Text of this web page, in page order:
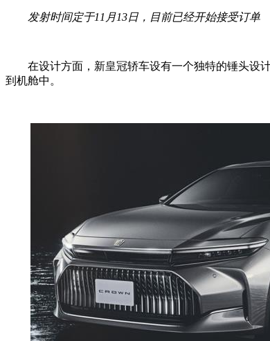
发射时间定于11月13日，目前已经开始接受订单
在设计方面，新皇冠轿车设有一个独特的锤头设
到机舱中。